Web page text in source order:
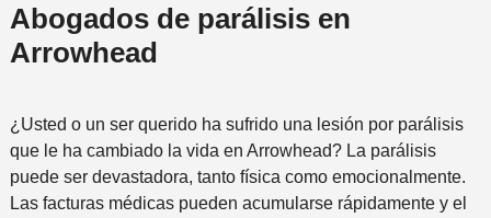
Abogados de parálisis en
Arrowhead
¿Usted o un ser querido ha sufrido una lesión por parálisis
que le ha cambiado la vida en Arrowhead? La parálisis
puede ser devastadora, tanto física como emocionalmente.
Las facturas médicas pueden acumularse rápidamente y el